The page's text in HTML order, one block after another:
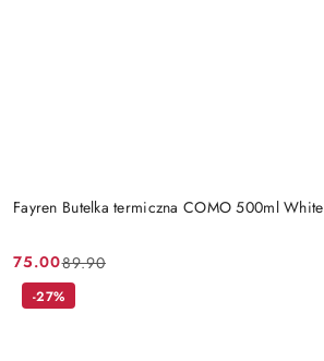
Fayren Butelka termiczna COMO 500ml White
Cena
promocyjna:
75.00
Cena
przed
89.90
-27%